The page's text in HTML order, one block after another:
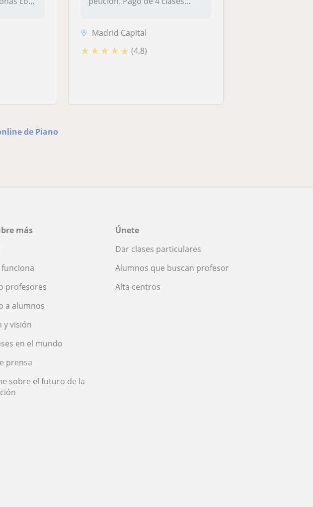
Madrid Capital
★ ★ ★ ★ ★ (4,8)
de Piano
más
profesores
a alumnos
y visión
en el mundo
prensa
sobre el futuro de la
Únete
Dar clases particulares
Alumnos que buscan profesor
Alta centros